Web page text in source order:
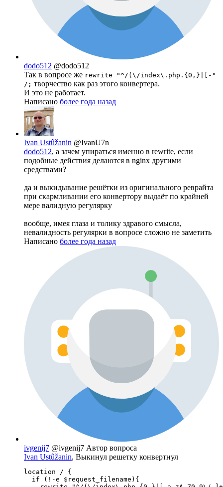
dodo512 @dodo512
Так в вопросе же rewrite "^/(\/index\.php.{0,}|[-"
/; творчество как раз этого конвертера.
И это не работает.
Написано более года назад
Ivan Ustûžanin @IvanU7n
dodo512, а зачем упираться именно в rewrite, если
подобные действия делаются в nginx другими
средствами?
да и выкидывание решётки из оригинального реврайта
при скармливании его конвертору выдаёт по крайней
мере валидную регулярку
вообще, имея глаза и толику здравого смысла,
невалидность регулярки в вопросе сложно не заметить
Написано более года назад
ivgenij7 @ivgenij7 Автор вопроса
Ivan Ustûžanin, Выкинул решетку конвертнул
location / {
  if (!-e $request_filename){